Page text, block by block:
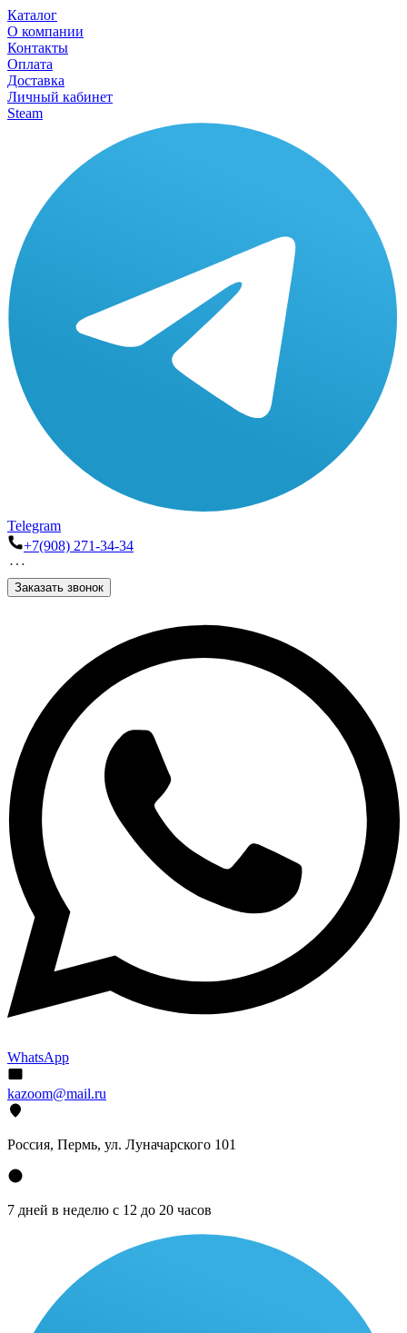
Каталог
О компании
Контакты
Оплата
Доставка
Личный кабинет
Steam
Telegram
+7(908) 271-34-34
Заказать звонок
WhatsApp
kazoom@mail.ru
Россия, Пермь, ул. Луначарского 101
7 дней в неделю с 12 до 20 часов